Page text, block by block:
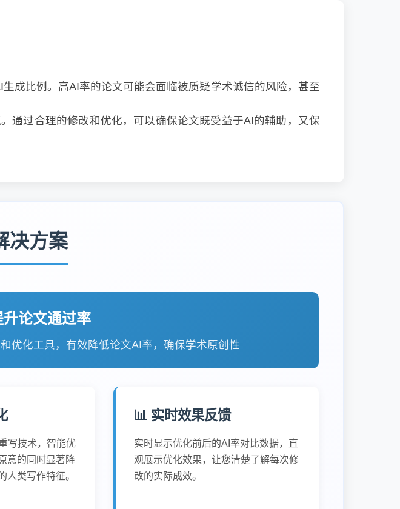
成比例。高AI率的论文可能会面临被质疑学术诚信的风险，甚至
通过合理的修改和优化，可以确保论文既受益于AI的辅助，又保
决方案
论文通过率
优化工具，有效降低论文AI率，确保学术原创性
写技术，智能优
意的同时显著降
人类写作特征。
📊 实时效果反馈
实时显示优化前后的AI率对比数据，直
观展示优化效果，让您清楚了解每次修
改的实际成效。